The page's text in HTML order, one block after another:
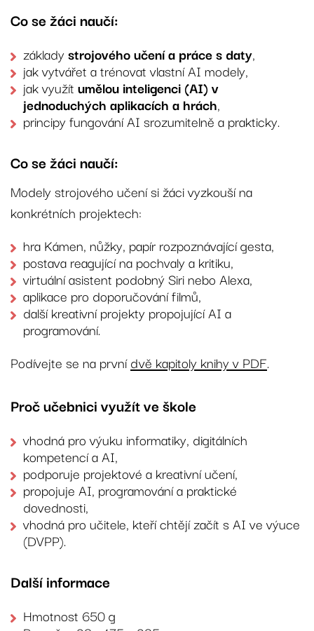
Co se žáci naučí:
základystrojového učení a práce s daty,
jak vytvářet a trénovat vlastní AI modely,
jak využít umělou inteligenci (AI) v
jednoduchých aplikacích a hrách,
principy fungování AI srozumitelně a prakticky.
Co se žáci naučí:
Modely strojového učení si žáci vyzkouší na
konkrétních projektech:
hra Kámen, nůžky, papír rozpoznávající gesta,
postava reagující na pochvaly a kritiku,
virtuální asistent podobný Siri nebo Alexa,
aplikace pro doporučování filmů,
další kreativní projekty propojující AI a
programování.
Podívejte se na prvnídvě kapitoly knihy v PDF.
Proč učebnici využít ve škole
vhodná pro výuku informatiky, digitálních
kompetencí a AI,
podporuje projektové a kreativní učení,
propojuje AI, programování a praktické
dovednosti,
vhodná pro učitele, kteří chtějí začít s AI ve výuce
(DVPP).
Další informace
Hmotnost 650 g